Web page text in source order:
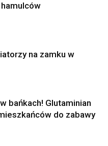
na zamku w
bańkach! Glutaminian
do zabawy